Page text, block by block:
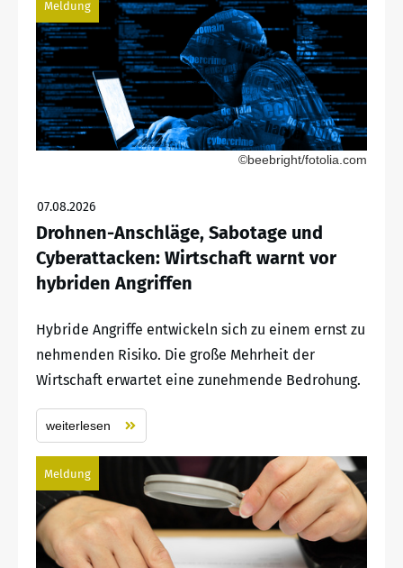
Meldung
©beebright/fotolia.com
07.08.2026
Drohnen-Anschläge, Sabotage und
Cyberattacken: Wirtschaft warnt vor
hybriden Angriffen
Hybride Angriffe entwickeln sich zu einem ernst zu
nehmenden Risiko. Die große Mehrheit der
Wirtschaft erwartet eine zunehmende Bedrohung.
weiterlesen
Meldung